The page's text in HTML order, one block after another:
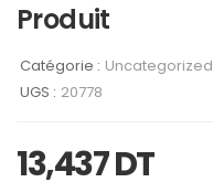
Produit
Catégorie : Uncategorized
UGS : 20778
13,437DT